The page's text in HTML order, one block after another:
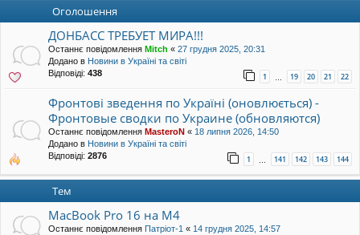
Оголошення
ДОНБАСС ТРЕБУЕТ МИРА!!!
Останнє повідомлення Mitch « 27 грудня 2025, 20:31
Додано в Новини в Україні та світі
Відповіді: 438 1 … 19 20 21 22
Фронтові зведення по Україні (оновлюється) -
Фронтовые сводки по Украине (обновляются)
Останнє повідомлення MasteroN « 18 липня 2026, 14:50
Додано в Новини в Україні та світі
Відповіді: 2876 1 … 141 142 143 144
Тем
MacBook Pro 16 на M4
Останнє повідомлення Патріот-1 « 14 грудня 2025, 14:57